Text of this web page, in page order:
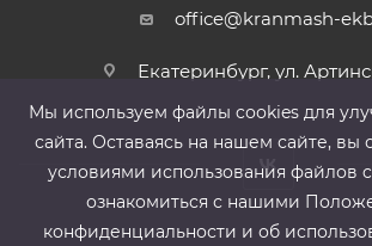
office@kranmash-
Екатеринбург, ул.
Мы используем файлы cооkies для
сайта. Оставаясь на нашем сайте, вы
условиями использования файлов
ознакомиться с нашими
конфиденциальности и об